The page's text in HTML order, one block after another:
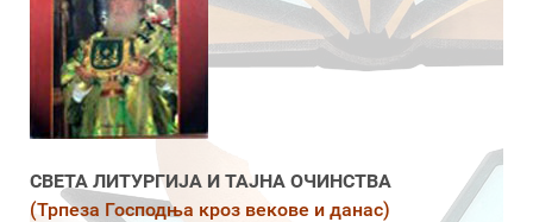
СВЕТА ЛИТУРГИЈА И ТАЈНА ОЧИНСТВА
(Трпеза Господња кроз векове и данас)